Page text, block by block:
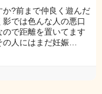
か?前まで仲良く遊んだ
では色んな人の悪口
で距離を置いてます
人にはまだ妊娠…